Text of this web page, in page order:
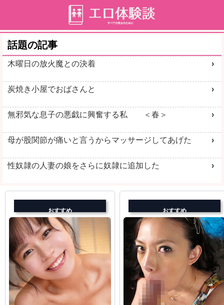
話題の記事
木曜日の放火魔との決着
炭焼き小屋でおばさんと
無邪気な息子の悪戯に興奮する私 ＜春＞
母が股関節が痛いと言うからマッサージしてあげた
性奴隷の人妻の娘をさらに奴隷に追加した
おすすめ おすすめ